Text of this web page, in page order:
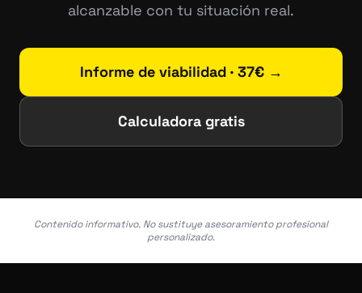
alcanzable con tu situación real.
Informe de viabilidad · 37€ →
Calculadora gratis
Contenido informativo. No sustituye asesoramiento profesional
personalizado.